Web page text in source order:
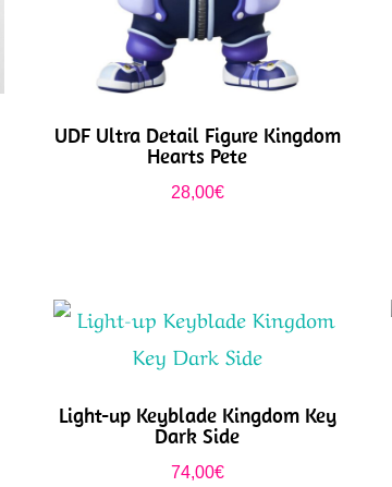
UDF Ultra Detail Figure Kingdom
Hearts Pete
28,00€
Light-up Keyblade Kingdom Key
Dark Side
74,00€